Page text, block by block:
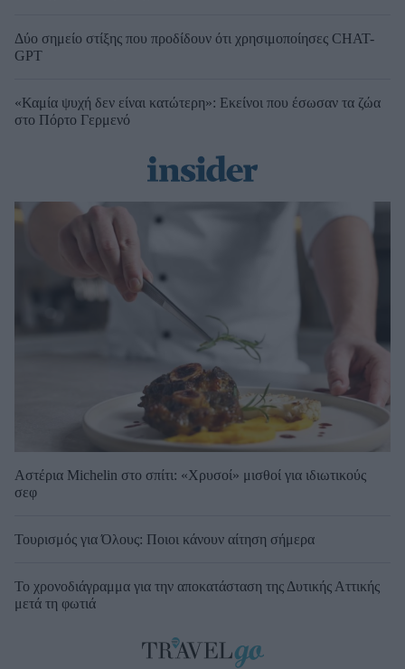
Δύο σημείο στίξης που προδίδουν ότι χρησιμοποίησες CHAT-
GPT
«Καμία ψυχή δεν είναι κατώτερη»: Εκείνοι που έσωσαν τα ζώα
στο Πόρτο Γερμενό
Αστέρια Michelin στο σπίτι: «Χρυσοί» μισθοί για ιδιωτικούς
σεφ
Τουρισμός για Όλους: Ποιοι κάνουν αίτηση σήμερα
Το χρονοδιάγραμμα για την αποκατάσταση της Δυτικής Αττικής
μετά τη φωτιά